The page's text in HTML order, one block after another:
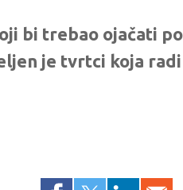
bi trebao ojačati
je tvrtci koja radi